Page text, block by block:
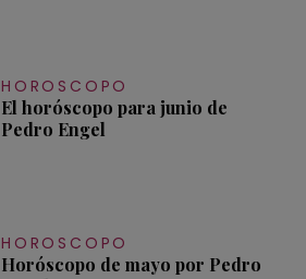
HOROSCOPO
El horóscopo para junio de
Pedro Engel
HOROSCOPO
Horóscopo de mayo por Pedro